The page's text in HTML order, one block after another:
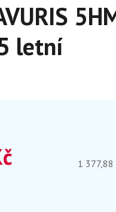
letní
1 377,88